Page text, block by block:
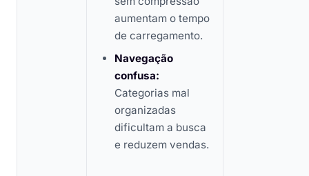
aumentam o tempo
de carregamento.
Navegação
confusa:
Categorias mal
organizadas
dificultam a busca
e reduzem vendas.